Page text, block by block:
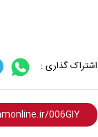
اشتراک گذاری :